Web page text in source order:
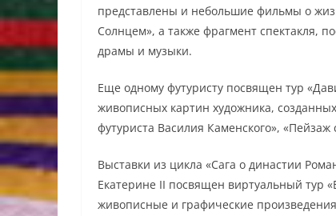
представлены и небольшие фильмы о
Солнцем», а также фрагмент спектакля,
драмы и музыки.
Еще одному футуристу посвящен тур
живописных картин художника,
футуриста Василия Каменского»,
Выставки из цикла «Сага о династии
Екатерине II посвящен виртуальный тур
живописные и графические